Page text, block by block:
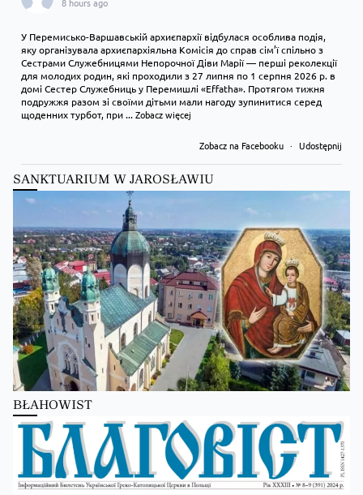
У Перемисько-Варшавській архиєпархії відбулася особлива подія,
яку організувала архиєпархіяльна Комісія до справ сім’ї спільно з
Сестрами Служебницями Непорочної Діви Марії — перші реколекції
для молодих родин, які проходили з 27 липня по 1 серпня 2026 р. в
домі Сестер Служебниць у Перемишлі «Effatha». Протягом тижня
подружжя разом зі своїми дітьми мали нагоду зупинитися серед
щоденних турбот, при...Zobacz więcej
Zobacz na Facebooku · Udostępnij
Kościół Greckokatolicki
Преображення Господнє в Лодзі
Zobacz na Facebooku · Udostępnij
SANKTUARIUM W JAROSŁAWIU
BŁAHOWIST